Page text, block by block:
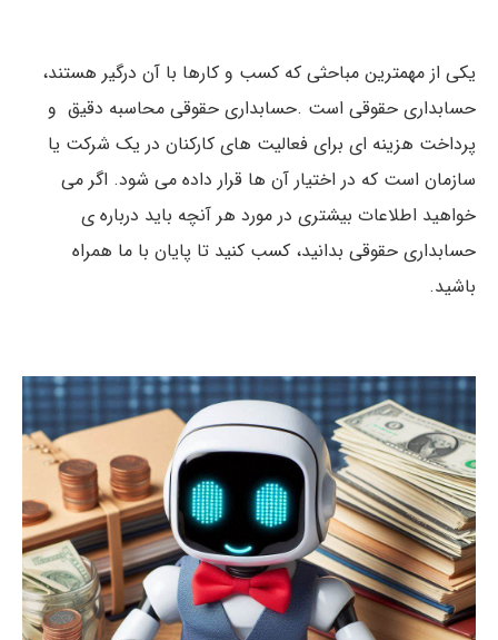
یکی از مهمترین مباحثی که کسب و کارها با آن درگیر هستند،
حسابداری حقوقی است .حسابداری حقوقی محاسبه دقیق و
پرداخت هزینه ای برای فعالیت های کارکنان در یک شرکت یا
سازمان است که در اختیار آن ها قرار داده می شود. اگر می
خواهید اطلاعات بیشتری در مورد هر آنچه باید درباره ی
حسابداری حقوقی بدانید، کسب کنید تا پایان با ما همراه
باشید.